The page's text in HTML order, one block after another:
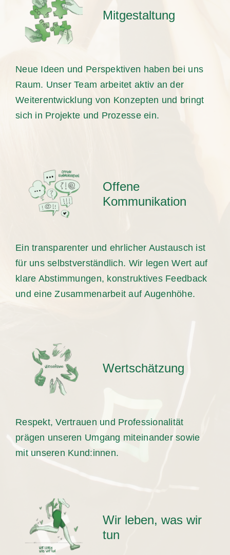
Mitgestaltung
Neue Ideen und Perspektiven haben bei uns
Raum. Unser Team arbeitet aktiv an der
Weiterentwicklung von Konzepten und bringt
sich in Projekte und Prozesse ein.
Offene
Kommunikation
Ein transparenter und ehrlicher Austausch ist
für uns selbstverständlich. Wir legen Wert auf
klare Abstimmungen, konstruktives Feedback
und eine Zusammenarbeit auf Augenhöhe.
Wertschätzung
Respekt, Vertrauen und Professionalität
prägen unseren Umgang miteinander sowie
mit unseren Kund:innen.
Wir leben, was wir
tun